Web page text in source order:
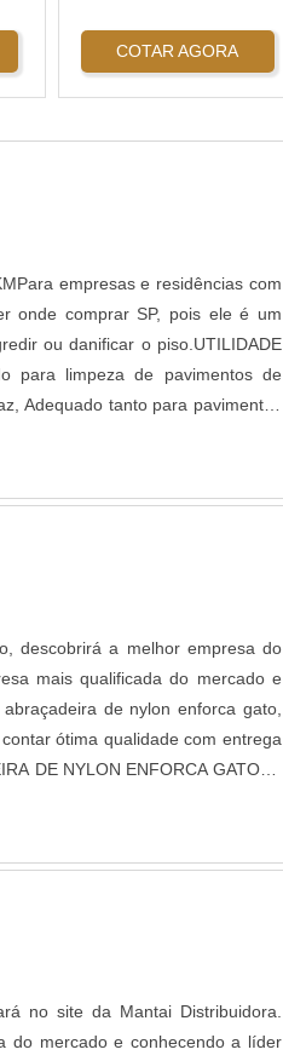
COTAR AGORA
empresas e residências com
onde comprar SP, pois ele é um
ou danificar o piso.UTILIDADE
para limpeza de pavimentos de
Adequado tanto para pavimentos
descobrirá a melhor empresa do
mais qualificada do mercado e
de nylon enforca gato,
ótima qualidade com entrega
DE NYLON ENFORCA GATOHá
no site da Mantai Distribuidora.
do mercado e conhecendo a líder